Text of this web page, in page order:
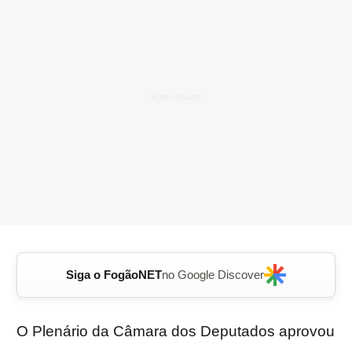
Siga o FogãoNETno Google Discover
O Plenário da Câmara dos Deputados aprovou